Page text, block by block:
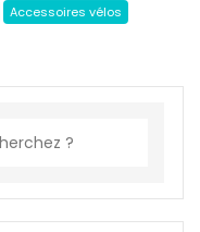
Accessoires vélos